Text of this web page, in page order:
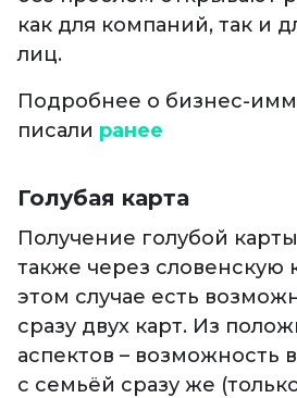
как для компаний, так и
лиц.
Подробнее о бизнес-
писали ранее
Голубая карта
Получение голубой
также через словенскую
этом случае есть
сразу двух карт. Из
аспектов – возможность
с семьёй сразу же